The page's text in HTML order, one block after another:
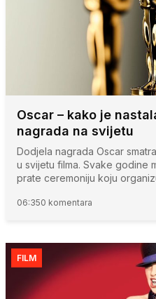
Oscar – kako je
nagrada na svijetu
Dodjela nagrada Oscar
u svijetu filma. Svake godine
prate ceremoniju koju
06:350 komentara
FILM